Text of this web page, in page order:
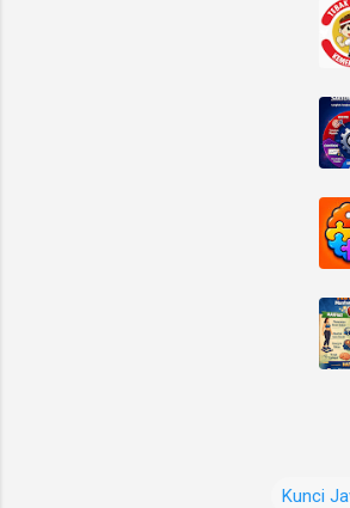
Kunci